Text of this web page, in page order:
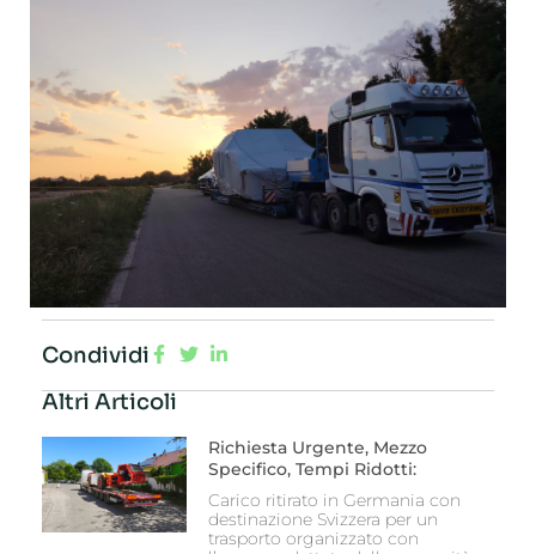
Condividi
Altri Articoli
Richiesta Urgente, Mezzo
Specifico, Tempi Ridotti:
Carico ritirato in Germania con
destinazione Svizzera per un
trasporto organizzato con